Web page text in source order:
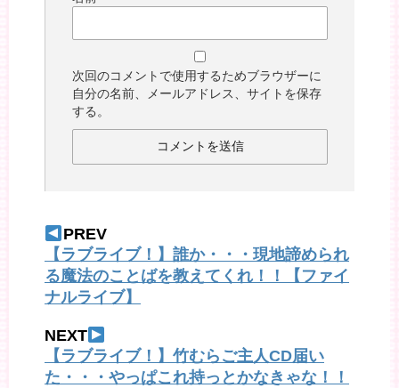
次回のコメントで使用するためブラウザーに
自分の名前、メールアドレス、サイトを保存
する。
PREV
【ラブライブ！】誰か・・・現地諦められ
る魔法のことばを教えてくれ！！【ファイ
ナルライブ】
NEXT
【ラブライブ！】竹むらご主人CD届い
た・・・やっぱこれ持っとかなきゃな！！